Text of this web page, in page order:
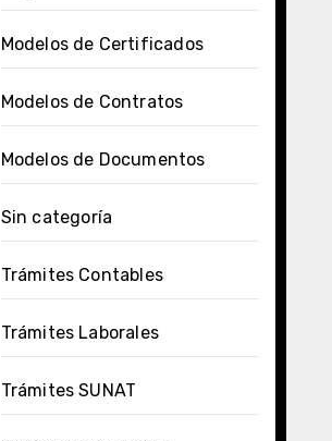
Modelos de Certificados
Modelos de Contratos
Modelos de Documentos
Sin categoría
Trámites Contables
Trámites Laborales
Trámites SUNAT